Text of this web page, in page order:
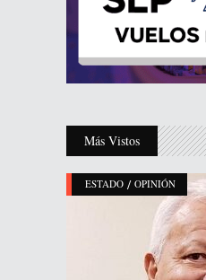
Más Vistos
ESTADO / OPINIÓN